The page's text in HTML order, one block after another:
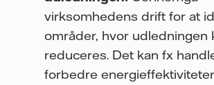
virksomhedens drift for at
områder, hvor udledningen
reduceres. Det kan fx
forbedre